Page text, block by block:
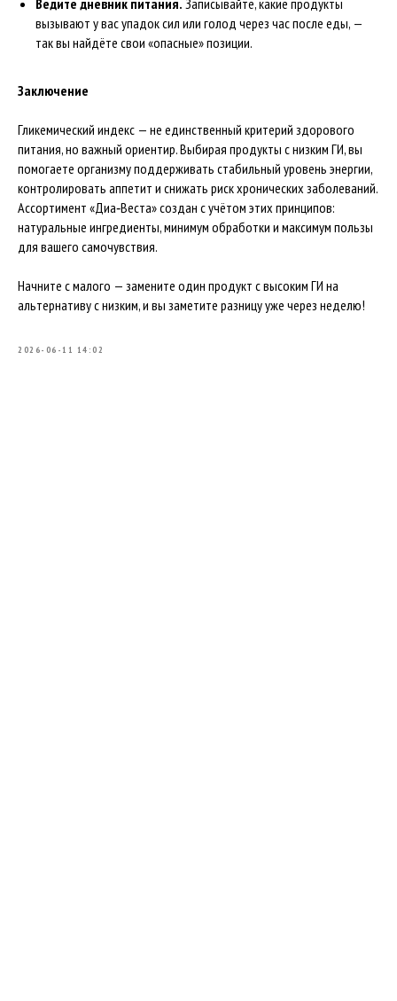
Ведите дневник питания. Записывайте, какие продукты
вызывают у вас упадок сил или голод через час после еды, —
так вы найдёте свои «опасные» позиции.
Заключение
Гликемический индекс — не единственный критерий здорового
питания, но важный ориентир. Выбирая продукты с низким ГИ, вы
помогаете организму поддерживать стабильный уровень энергии,
контролировать аппетит и снижать риск хронических заболеваний.
Ассортимент «Диа‑Веста» создан с учётом этих принципов:
натуральные ингредиенты, минимум обработки и максимум пользы
для вашего самочувствия.
Начните с малого — замените один продукт с высоким ГИ на
альтернативу с низким, и вы заметите разницу уже через неделю!
2026-06-11 14:02